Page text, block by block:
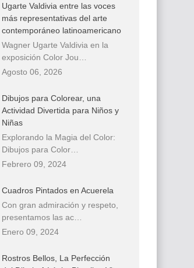
Ugarte Valdivia entre las voces
más representativas del arte
contemporáneo latinoamericano
Wagner Ugarte Valdivia en la
exposición Color Jou…
Agosto 06, 2026
Dibujos para Colorear, una
Actividad Divertida para Niños y
Niñas
Explorando la Magia del Color:
Dibujos para Color…
Febrero 09, 2024
Cuadros Pintados en Acuerela
Con gran admiración y respeto,
presentamos las ac…
Enero 09, 2024
Rostros Bellos, La Perfección